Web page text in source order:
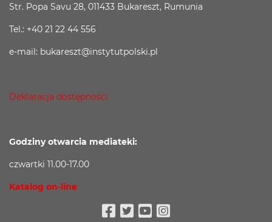
Str. Popa Savu 28, 011433 Bukareszt, Rumunia
Tel.: +40 21 22 44 556
e-mail: bukareszt@instytutpolski.pl
Deklaracja dostępności
Godziny otwarcia mediateki:
czwartki 11.00-17.00
Katalog on-line